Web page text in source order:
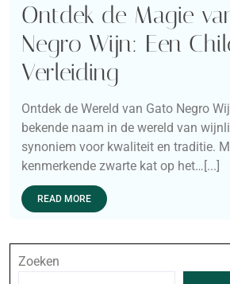
Ontdek de Magie
Negro Wijn: Een
Verleiding
Ontdek de Wereld van Gato Negro
bekende naam in de wereld van
synoniem voor kwaliteit en traditie.
kenmerkende zwarte kat op het…[...]
READ MORE
Zoeken